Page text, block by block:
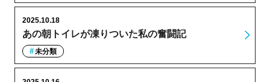
あの朝トイレが凍りついた私の奮闘記
2025.10.18
未分類